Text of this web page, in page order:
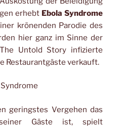
erhebt Ebola Syndrome
krönenden Parodie des
hier ganz im Sinne der
Untold Story infizierte
Restaurantgäste verkauft.
geringstes Vergehen das
Gäste ist, spielt